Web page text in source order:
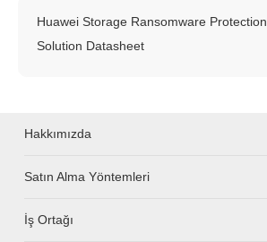
Huawei Storage Ransomware Protection
Solution Datasheet
Hakkımızda
Satın Alma Yöntemleri
İş Ortağı